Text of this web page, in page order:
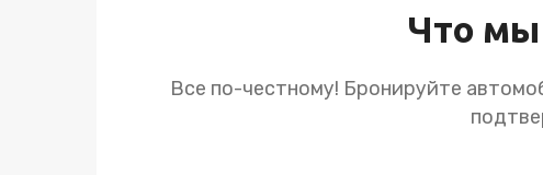
Что мы
Все по-честному! Бронируйте